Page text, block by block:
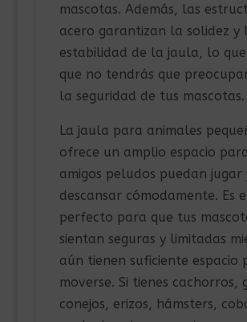
mascotas. Además, las
acero garantizan la solidez y
estabilidad de la jaula, lo que
que no tendrás que
la seguridad de tus mascotas.
La jaula para animales
ofrece un amplio espacio
amigos peludos puedan jugar
descansar cómodamente. Es
perfecto para que tus
sientan seguras y limitadas
aún tienen suficiente espacio
moverse. Si tienes cachorros,
conejos, erizos, hámsters,